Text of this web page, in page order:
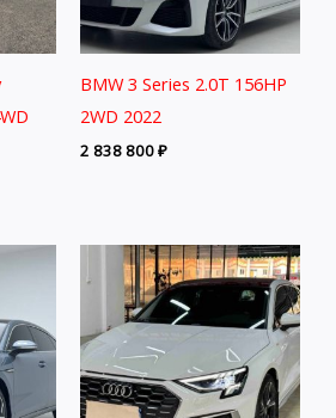
BMW 3 Series 2.0T 156HP
2WD 2022
2 838 800₽